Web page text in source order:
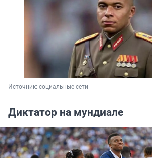
Источник: социальные сети
Диктатор на мундиале